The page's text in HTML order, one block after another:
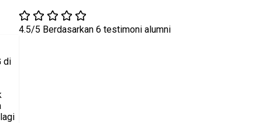
4.5/5 Berdasarkan 6 testimoni alumni
di